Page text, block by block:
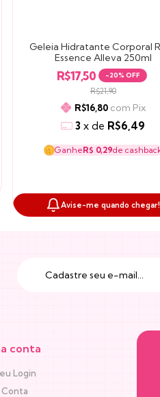
Geleia Hidratante Corporal
Essence Alleva 250ml
R$17,50 -20% OFF
R$21,90
R$16,80 com Pix
3 xde R$6,49
GanheR$ 0,29de
Avise-me quando chegar!
conta
Login
Conta